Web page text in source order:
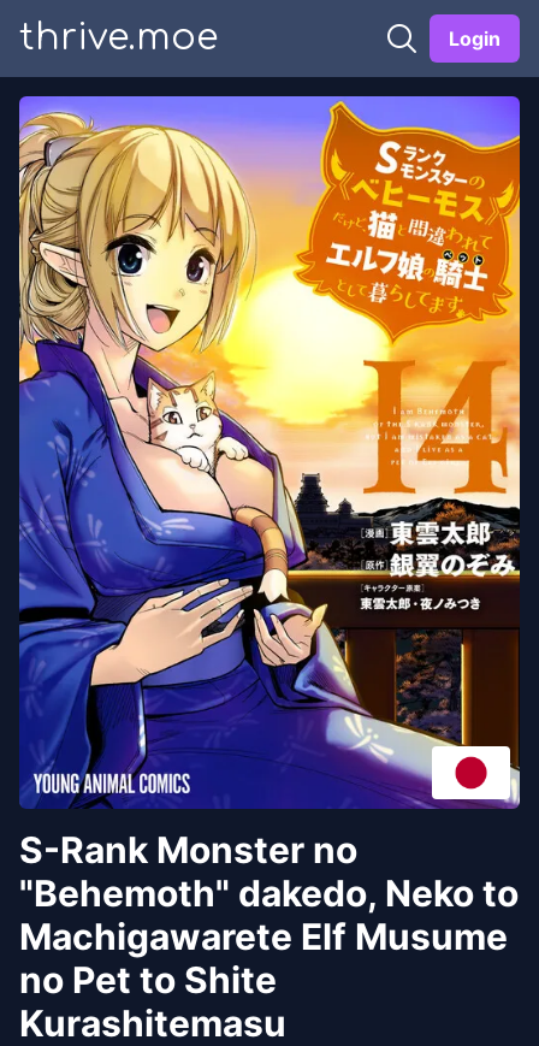
thrive.moe Login
S-Rank Monster no
"Behemoth" dakedo, Neko to
Machigawarete Elf Musume
no Pet to Shite
Kurashitemasu